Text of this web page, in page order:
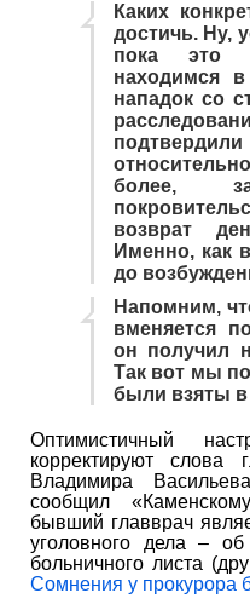
Каких
достичь. Ну,
пока это
находимся
нападок со
более,
возврат
Именно, как
до
Напомним,
вменяется
он получил
Так вот мы
были взяты в
Оптимистичный
корректируют слова
Владимира
сообщил
бывший главврач
уголовного дела – об
больничного листа
Сомнения у прокурора